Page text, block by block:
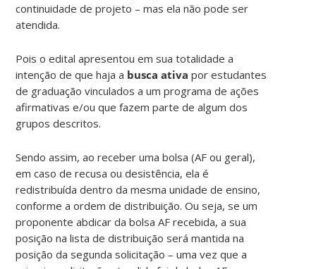
continuidade de projeto – mas ela não pode ser
atendida.
Pois o edital apresentou em sua totalidade a
intenção de que haja a busca ativa por estudantes
de graduação vinculados a um programa de ações
afirmativas e/ou que fazem parte de algum dos
grupos descritos.
Sendo assim, ao receber uma bolsa (AF ou geral),
em caso de recusa ou desistência, ela é
redistribuída dentro da mesma unidade de ensino,
conforme a ordem de distribuição. Ou seja, se um
proponente abdicar da bolsa AF recebida, a sua
posição na lista de distribuição será mantida na
posição da segunda solicitação – uma vez que a